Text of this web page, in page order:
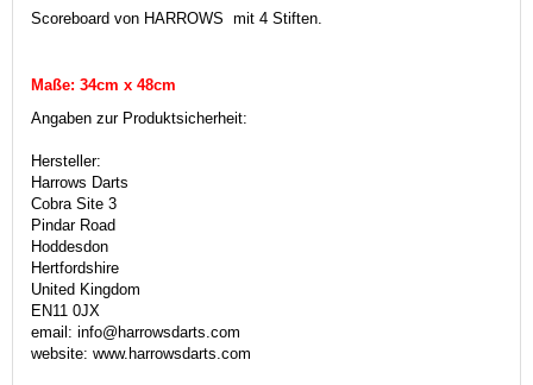
Scoreboard von HARROWS mit 4 Stiften.
Maße: 34cm x 48cm
Angaben zur Produktsicherheit:
Hersteller:
Harrows Darts
Cobra Site 3
Pindar Road
Hoddesdon
Hertfordshire
United Kingdom
EN11 0JX
email: info@harrowsdarts.com
website: www.harrowsdarts.com